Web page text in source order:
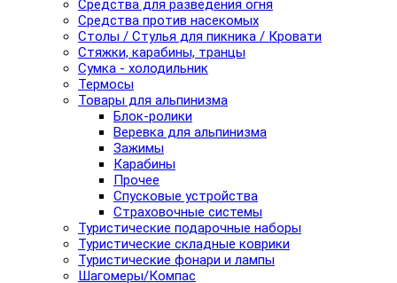
Средства для разведения огня
Средства против насекомых
Столы / Стулья для пикника / Кровати
Стяжки, карабины, транцы
Сумка - холодильник
Термосы
Товары для альпинизма
Блок-ролики
Веревка для альпинизма
Зажимы
Карабины
Прочее
Спусковые устройства
Страховочные системы
Туристические подарочные наборы
Туристические складные коврики
Туристические фонари и лампы
Шагомеры/Компас